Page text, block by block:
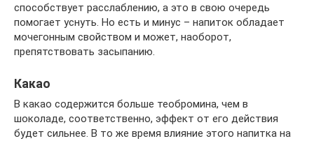
способствует расслаблению, а это в свою очередь
помогает уснуть. Но есть и минус – напиток обладает
мочегонным свойством и может, наоборот,
препятствовать засыпанию.
Какао
В какао содержится больше теобромина, чем в
шоколаде, соответственно, эффект от его действия
будет сильнее. В то же время влияние этого напитка на